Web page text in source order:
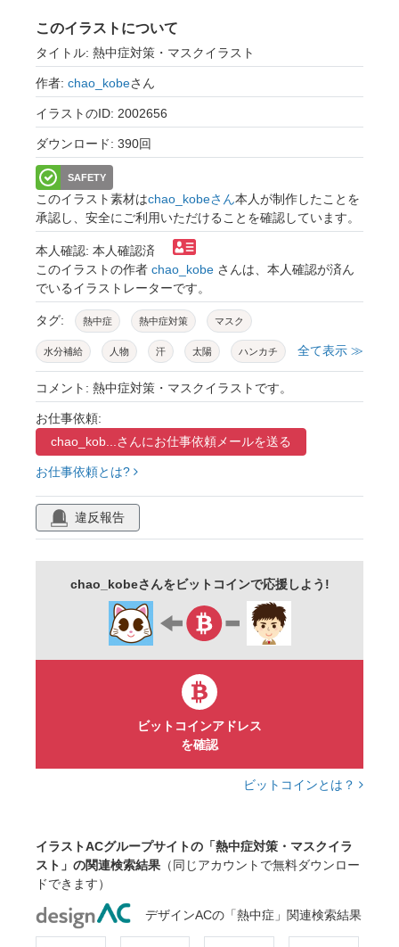
このイラストについて
タイトル: 熱中症対策・マスクイラスト
作者: chao_kobeさん
イラストのID: 2002656
ダウンロード: 390回
SAFETY
このイラスト素材はchao_kobeさん本人が制作したことを
承認し、安全にご利用いただけることを確認しています。
本人確認: 本人確認済
このイラストの作者 chao_kobe さんは、本人確認が済ん
でいるイラストレーターです。
タグ: 熱中症 熱中症対策 マスク
水分補給 人物 汗 太陽 ハンカチ
夏 脱水症状 脱水 老人
おじいちゃん
新型コロナ おばあちゃん カワイイ
イラスト 健康
感染予防
全て表示 ≫
コメント: 熱中症対策・マスクイラストです。
お仕事依頼:
chao_kob...さんにお仕事依頼メールを送る
お仕事依頼とは?
違反報告
chao_kobeさんをビットコインで応援しよう!
ビットコインアドレス
を確認
ビットコインとは？
イラストACグループサイトの「熱中症対策・マスクイラ
スト」の関連検索結果 （同じアカウントで無料ダウンロー
ドできます）
デザインACの「熱中症」関連検索結果